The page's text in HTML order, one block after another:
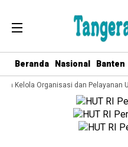
Beranda Nasional Banten
Kelola Organisasi dan Pelayanan